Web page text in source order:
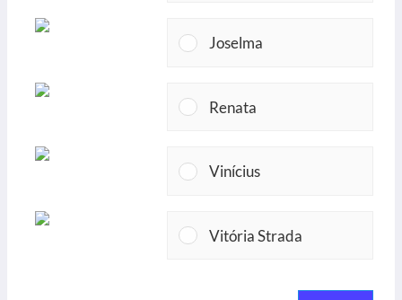
Joselma
Renata
Vinícius
Vitória Strada